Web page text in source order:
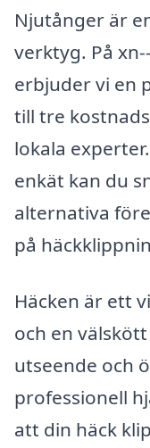
Njutånger är
verktyg. På
erbjuder vi en
till tre
lokala
enkät kan du
alternativa
på
Häcken är ett
och en
utseende och
professionell
att din häck